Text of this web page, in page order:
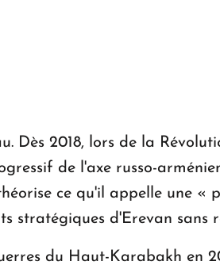
Dès 2018, lors de la
de l'axe russo-
ce qu'il appelle une «
stratégiques d'Erevan sans
du Haut-Karabakh en